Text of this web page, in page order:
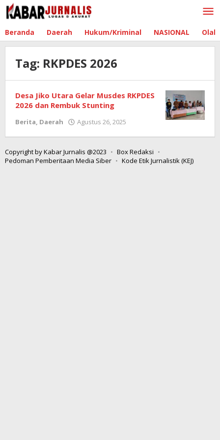
Lewati
ke
Beranda Daerah Hukum/Kriminal NASIONAL
Tag: RKPDES 2026
Desa Jiko Utara Gelar Musdes RKPDES
2026 dan Rembuk Stunting
Berita, Daerah Agustus 26, 2025
Copyright by Kabar Jurnalis @2023
Box Redaksi
Pedoman Pemberitaan Media Siber
Kode Etik Jurnalistik (KEJ)